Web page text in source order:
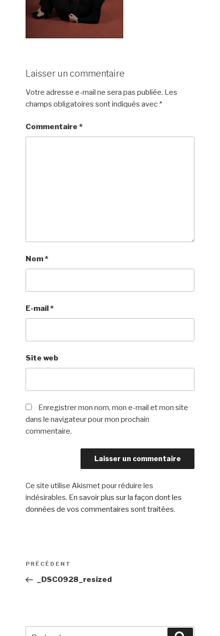
Laisser un commentaire
Votre adresse e-mail ne sera pas publiée. Les
champs obligatoires sont indiqués avec *
Commentaire*
Nom*
E-mail*
Site web
Enregistrer mon nom, mon e-mail et mon site
dans le navigateur pour mon prochain
commentaire.
Ce site utilise Akismet pour réduire les
indésirables. En savoir plus sur la façon dont les
données de vos commentaires sont traitées.
Navigation
l’article
Article
précédent
PRÉCÉDENT
_DSC0928_resized